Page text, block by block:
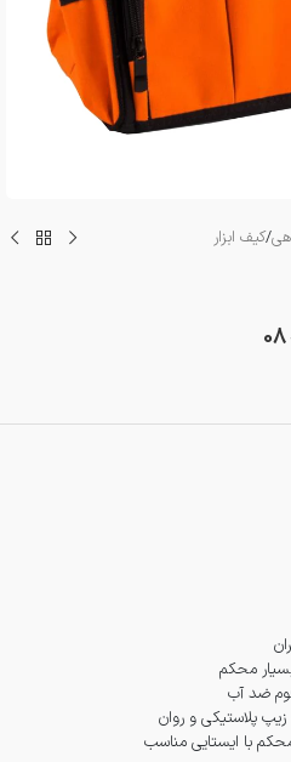
/کیف ابزار
محکم
ضد آب
پلاستیکی و روان
با ایستایی مناسب